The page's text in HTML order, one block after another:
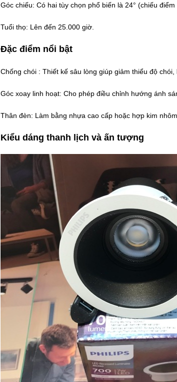
Góc chiếu: Có hai tùy chọn phổ biến là 24° (chiếu
Tuổi thọ: Lên đến 25.000 giờ.
Đặc điểm nổi bật
Chống chói : Thiết kế sâu lòng giúp giảm thiểu độ
Góc xoay linh hoạt: Cho phép điều chỉnh hướng ánh
Thân đèn: Làm bằng nhựa cao cấp hoặc hợp kim
Kiểu dáng thanh lịch và ấn tượng